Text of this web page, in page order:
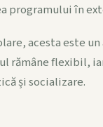
programului în
acesta este un
rămâne flexibil,
și socializare.